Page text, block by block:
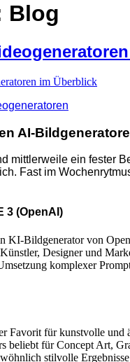
Blog
AI-
mittlerweile ein fester
Fast im
3 (OpenAI)
KI-Bildgenerator von
Designer und
komplexer
Favorit für kunstvolle und
beliebt für Concept Art,
stilvolle